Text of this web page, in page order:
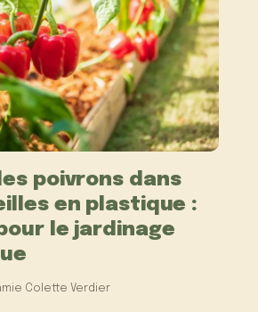
poivrons dans
en plastique :
le jardinage
Colette Verdier